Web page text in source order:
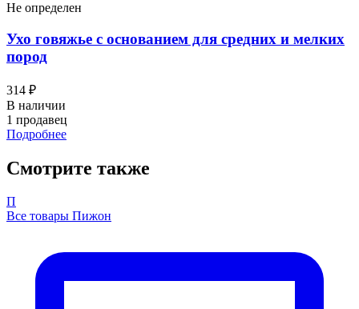
Не определен
Ухо говяжье с основанием для средних и мелких
пород
314 ₽
В наличии
1 продавец
Подробнее
Смотрите также
П
Все товары Пижон